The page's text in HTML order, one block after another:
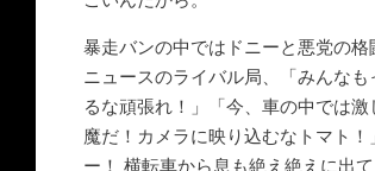
暴走バンの中ではドニーと悪党の
ニュースのライバル局、「みんな
るな頑張れ！」「今、車の中では
魔だ！カメラに映り込むなトマト
ー！ 横転車から息も絶え絶えに出